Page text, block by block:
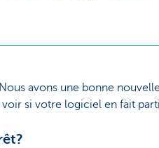
avons une bonne
si votre logiciel en fait